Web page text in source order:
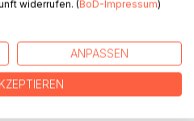
Zeit ihre Flucht zu scheitern
die sie liebt. Denn nicht jeder
gebrochen ...
widerrufen. (BoD-Impressum)
ANPASSEN